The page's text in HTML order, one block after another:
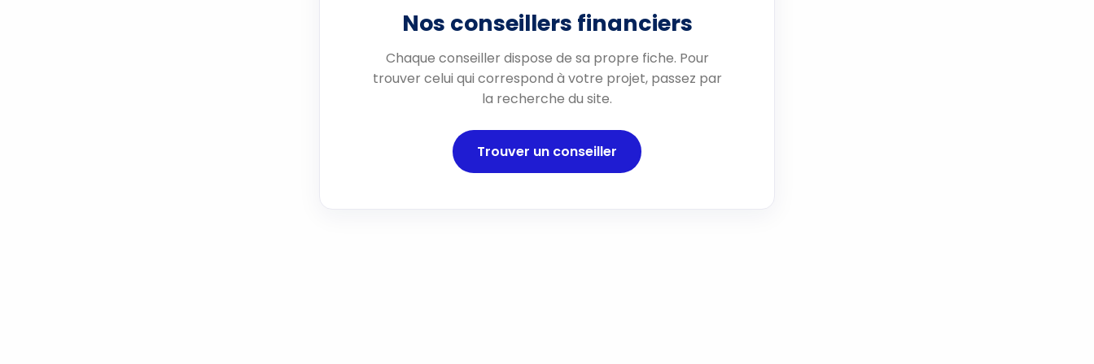
Nos conseillers financiers
Chaque conseiller dispose de sa propre fiche. Pour
trouver celui qui correspond à votre projet, passez par
la recherche du site.
Trouver un conseiller